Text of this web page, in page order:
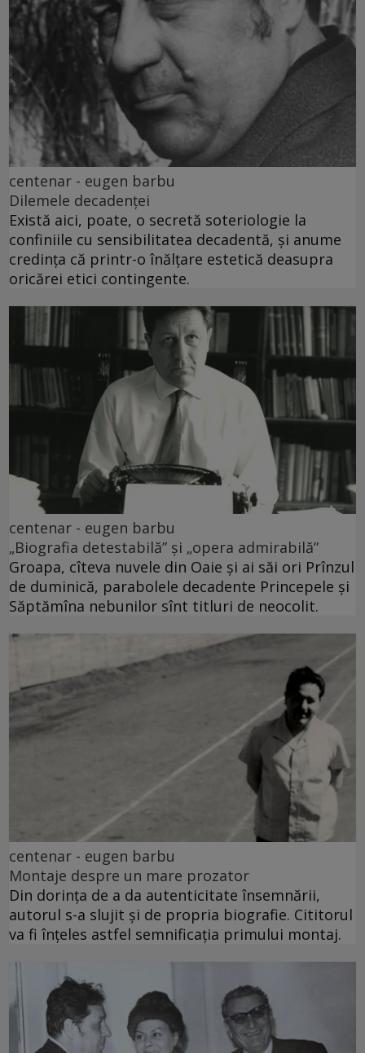
centenar - eugen barbu
Dilemele decadenței
Există aici, poate, o secretă soteriologie la
confiniile cu sensibilitatea decadentă, și anume
credința că printr-o înălțare estetică deasupra
oricărei etici contingente.
centenar - eugen barbu
„Biografia detestabilă” și „opera admirabilă”
Groapa, cîteva nuvele din Oaie și ai săi ori Prînzul
de duminică, parabolele decadente Princepele și
Săptămîna nebunilor sînt titluri de neocolit.
centenar - eugen barbu
Montaje despre un mare prozator
Din dorința de a da autenticitate însemnării,
autorul s-a slujit și de propria biografie. Cititorul
va fi înțeles astfel semnificația primului montaj.